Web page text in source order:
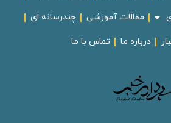
مقالات آموزشی چندرسانه ای
درباره ما تماس با ما